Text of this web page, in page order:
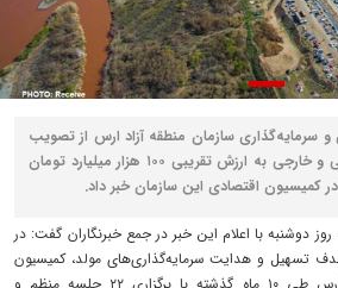
سرمایه‌گذاری سازمان منطقه آزاد ارس از تصویب
۶۷ طرح سرمایه‌گذاری داخلی و خارجی به ارزش تقریبی ۱۰۰ هزار میلیارد تومان
دوشنبه با اعلام این خبر در جمع خبرنگاران گفت: در
تسهیل و هدایت سرمایه‌گذاری‌های مولد، کمیسیون